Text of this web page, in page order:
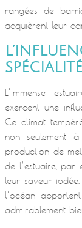
rangées de
acquièrent leur
L’immense
exercent une
Ce climat
non seulement
production de
de l’estuaire, par
leur saveur iodée.
l’océan
admirablement